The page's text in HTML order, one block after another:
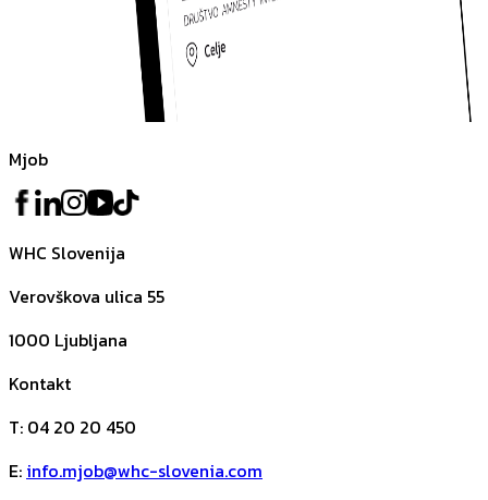
Mjob
WHC Slovenija
Verovškova ulica 55
1000 Ljubljana
Kontakt
T: 04 20 20 450
E: info.mjob@whc-slovenia.com